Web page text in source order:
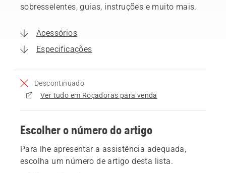
sobresselentes, guias, instruções e muito mais.
Acessórios
Especificações
Descontinuado
Ver tudo em Roçadoras para venda
Escolher o número do artigo
Para lhe apresentar a assistência adequada,
escolha um número de artigo desta lista.